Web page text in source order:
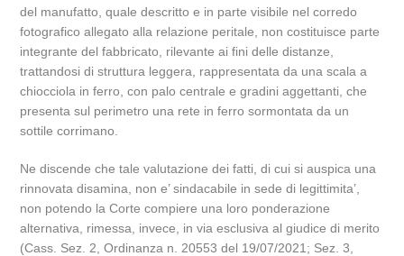
del manufatto, quale descritto e in parte visibile nel corredo
fotografico allegato alla relazione peritale, non costituisce parte
integrante del fabbricato, rilevante ai fini delle distanze,
trattandosi di struttura leggera, rappresentata da una scala a
chiocciola in ferro, con palo centrale e gradini aggettanti, che
presenta sul perimetro una rete in ferro sormontata da un
sottile corrimano.
Ne discende che tale valutazione dei fatti, di cui si auspica una
rinnovata disamina, non e’ sindacabile in sede di legittimita’,
non potendo la Corte compiere una loro ponderazione
alternativa, rimessa, invece, in via esclusiva al giudice di merito
(Cass. Sez. 2, Ordinanza n. 20553 del 19/07/2021; Sez. 3,